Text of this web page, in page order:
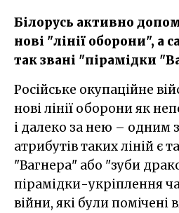
Білорусь активно
нові "лінії оборони", а
так звані "пірамідки
Російське окупаційне військо активно будує
нові лінії оборони як
і далеко за нею – одним
атрибутів таких ліній є
"Вагнера" або "зуби
пірамідки-укріплення
війни, які були помічені